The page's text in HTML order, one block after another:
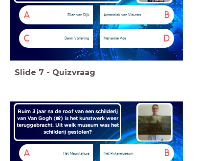
A Ellen van Dijk B
Annemiek van Vleuten
C Demi Vollering D
Marianne Vos
Slide 7 - Quizvraag
Ruim 3 jaar na de roof van een schilderij
van Van Gogh (📸) is het kunstwerk weer
teruggebracht. Uit welk museum was het
schilderij gestolen?
A Het Mauritshuis B
Het Rijksmuseum